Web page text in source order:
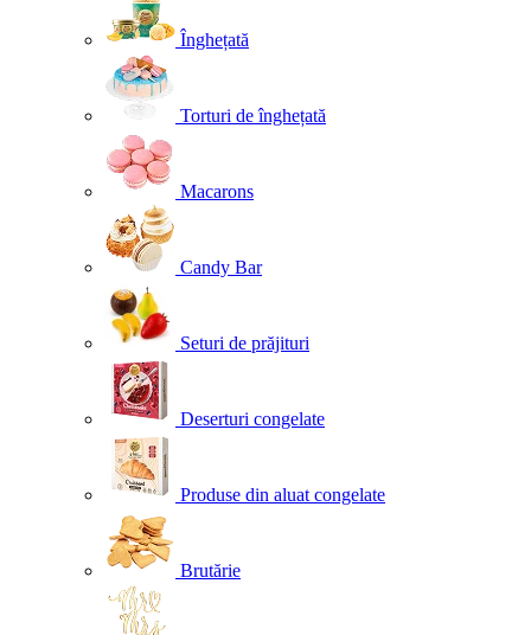
Înghețată
Torturi de înghețată
Macarons
Candy Bar
Seturi de prăjituri
Deserturi congelate
Produse din aluat congelate
Brutărie